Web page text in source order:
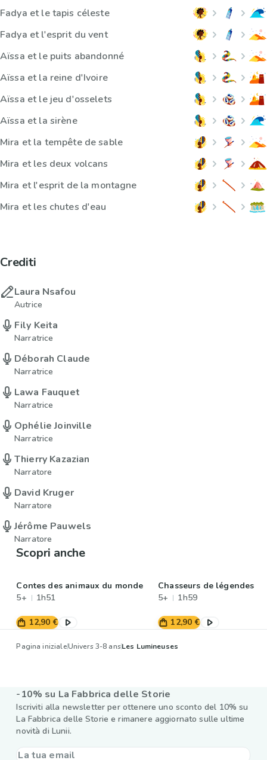
Fadya et le tapis céleste
Fadya et l'esprit du vent
Aïssa et le puits abandonné
Aïssa et la reine d'Ivoire
Aïssa et le jeu d'osselets
Aïssa et la sirène
Mira et la tempête de sable
Mira et les deux volcans
Mira et l'esprit de la montagne
Mira et les chutes d'eau
Crediti
Laura Nsafou
Autrice
Fily Keita
Narratrice
Déborah Claude
Narratrice
Lawa Fauquet
Narratrice
Ophélie Joinville
Narratrice
Thierry Kazazian
Narratore
David Kruger
Narratore
Jérôme Pauwels
Narratore
Scopri anche
Contes des animaux du monde
5+
1h51
12,90 €
Chasseurs de légendes
5+
1h59
12,90 €
Pagina inizialeUnivers 3-8 ansLes Lumineuses
-10% su La Fabbrica delle Storie
Iscriviti alla newsletter per ottenere uno sconto del 10% su
La Fabbrica delle Storie e rimanere aggiornato sulle ultime
novità di Lunii.